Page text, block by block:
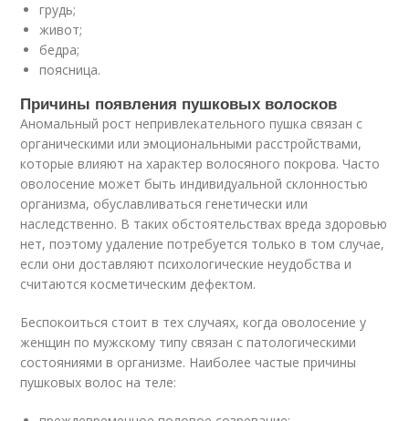
грудь;
живот;
бедра;
поясница.
Причины появления пушковых волосков
Аномальный рост непривлекательного пушка связан с
органическими или эмоциональными расстройствами,
которые влияют на характер волосяного покрова. Часто
оволосение может быть индивидуальной склонностью
организма, обуславливаться генетически или
наследственно. В таких обстоятельствах вреда здоровью
нет, поэтому удаление потребуется только в том случае,
если они доставляют психологические неудобства и
считаются косметическим дефектом.
Беспокоиться стоит в тех случаях, когда оволосение у
женщин по мужскому типу связан с патологическими
состояниями в организме. Наиболее частые причины
пушковых волос на теле: